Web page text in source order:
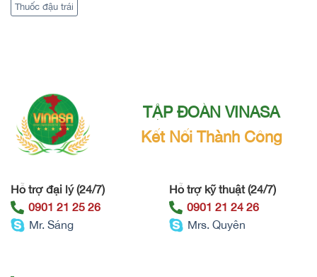
Thuốc đậu trái
TẬP ĐOÀN VINASA
Kết Nối Thành Công
Hỗ trợ đại lý (24/7)
0901 21 25 26
Mr. Sáng
Hỗ trợ kỹ thuật (24/7)
0901 21 24 26
Mrs. Quyên